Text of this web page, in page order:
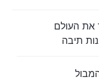
את העולם
תיבה